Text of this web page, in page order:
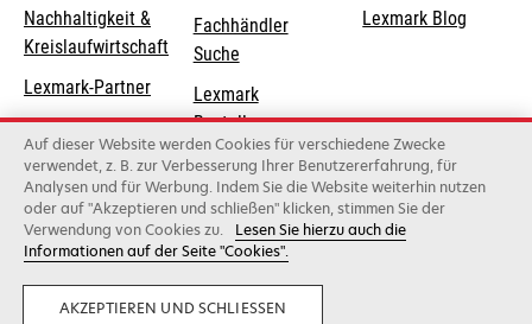
Nachhaltigkeit &
Kreislaufwirtschaft
Lexmark-Partner
neuen
Registerkarte
geöffnet
neuen
Fachhändler
Suche
Lexmark
Bestellungen
Lexmark
Distributoren
Lexmark Blog
Lexmark International, Inc., ein Unternehmen von Xerox
©2026 Alle Rechte vorbehalten.
Privatsphäre Geschäftsbedingungen
Auf dieser Website werden Cookies für verschiedene Zwecke
verwendet, z. B. zur Verbesserung Ihrer Benutzererfahrung, für
Analysen und für Werbung. Indem Sie die Website weiterhin nutzen
oder auf "Akzeptieren und schließen" klicken, stimmen Sie der
Verwendung von Cookies zu.
Lesen Sie hierzu auch die
Informationen auf der Seite "Cookies".
AKZEPTIEREN UND SCHLIESSEN